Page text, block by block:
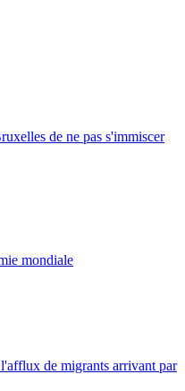
de ne pas s'immiscer
mondiale
de migrants arrivant par